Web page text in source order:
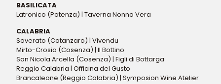
BASILICATA
Latronico (Potenza) | Taverna Nonna Vera
CALABRIA
Soverato (Catanzaro) | Vivendu
Mirto-Crosia (Cosenza) | Il Bottino
San Nicola Arcella (Cosenza) | Figli di Bottarga
Reggio Calabria | Officina del Gusto
Brancaleone (Reggio Calabria) | Symposion Wine Atelier